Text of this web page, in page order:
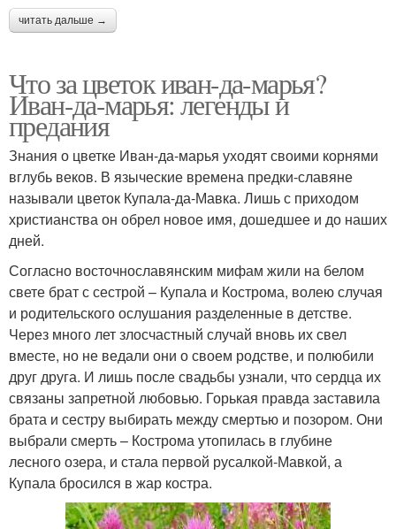
читать дальше →
Что за цветок иван-да-марья?
Иван-да-марья: легенды и
предания
Знания о цветке Иван-да-марья уходят своими корнями
вглубь веков. В языческие времена предки-славяне
называли цветок Купала-да-Мавка. Лишь с приходом
христианства он обрел новое имя, дошедшее и до наших
дней.
Согласно восточнославянским мифам жили на белом
свете брат с сестрой – Купала и Кострома, волею случая
и родительского ослушания разделенные в детстве.
Через много лет злосчастный случай вновь их свел
вместе, но не ведали они о своем родстве, и полюбили
друг друга. И лишь после свадьбы узнали, что сердца их
связаны запретной любовью. Горькая правда заставила
брата и сестру выбирать между смертью и позором. Они
выбрали смерть – Кострома утопилась в глубине
лесного озера, и стала первой русалкой-Мавкой, а
Купала бросился в жар костра.